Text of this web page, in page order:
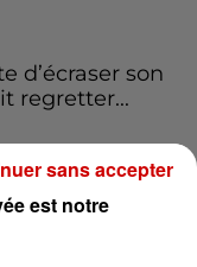
d’écraser son
regretter...
est notre
sans accepter